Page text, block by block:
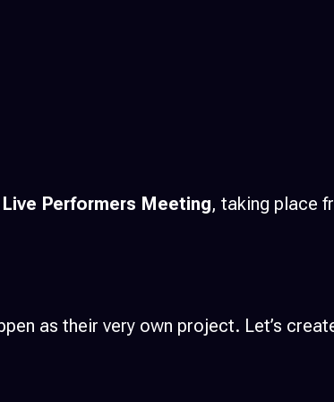
Performers Meeting, taking place
as their very own project. Let’s